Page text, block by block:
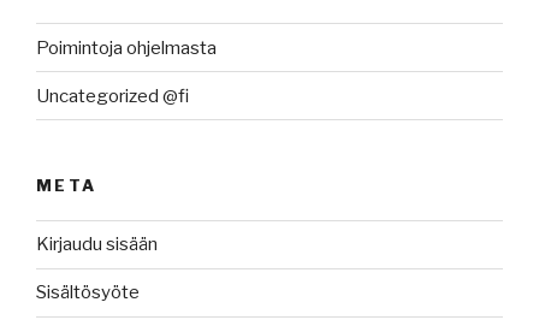
Poimintoja ohjelmasta
Uncategorized @fi
META
Kirjaudu sisään
Sisältösyöte